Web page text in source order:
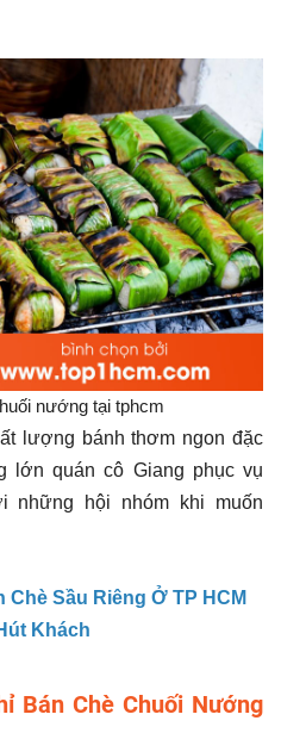
nướng tại tphcm
lượng bánh thơm ngon đặc
lớn quán cô Giang phục vụ
những hội nhóm khi muốn
Chè Sầu Riêng Ở TP HCM
Khách
Bán Chè Chuối Nướng